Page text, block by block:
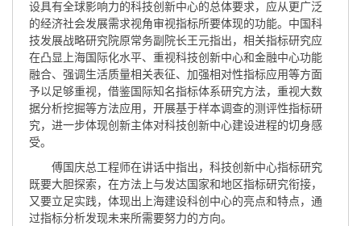
设具有全球影响力的科技创新中心的总体要求，应从更广泛
的经济社会发展需求视角审视指标所要体现的功能。中国科
技发展战略研究院原常务副院长王元指出，相关指标研究应
在凸显上海国际化水平、重视科技创新中心和金融中心功能
融合、强调生活质量相关表征、加强相对性指标应用等方面
予以足够重视，借鉴国际知名指标体系研究方法，重视大数
据分析挖掘等方法应用，开展基于样本调查的测评性指标研
究，进一步体现创新主体对科技创新中心建设进程的切身感
受。
傅国庆总工程师在讲话中指出，科技创新中心指标研究
既要大胆探索，在方法上与发达国家和地区指标研究衔接，
又要立足实践，体现出上海建设科创中心的亮点和特点，通
过指标分析发现未来所需要努力的方向。